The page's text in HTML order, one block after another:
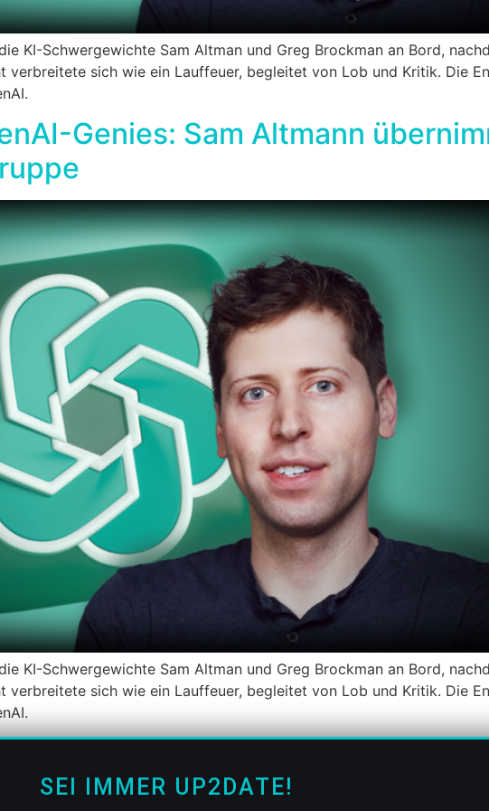
KI-Schwergewichte Sam Altman und Greg Brockman an Bord,
verbreitete sich wie ein Lauffeuer, begleitet von Lob und Kritik. Die
Genies: Sam Altmann
KI-Schwergewichte Sam Altman und Greg Brockman an Bord,
verbreitete sich wie ein Lauffeuer, begleitet von Lob und Kritik. Die
SEI IMMER UP2DATE!